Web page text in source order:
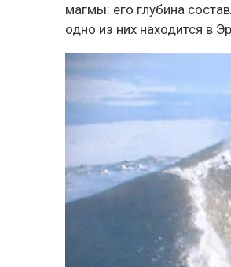
магмы: его глубина
одно из них находится в